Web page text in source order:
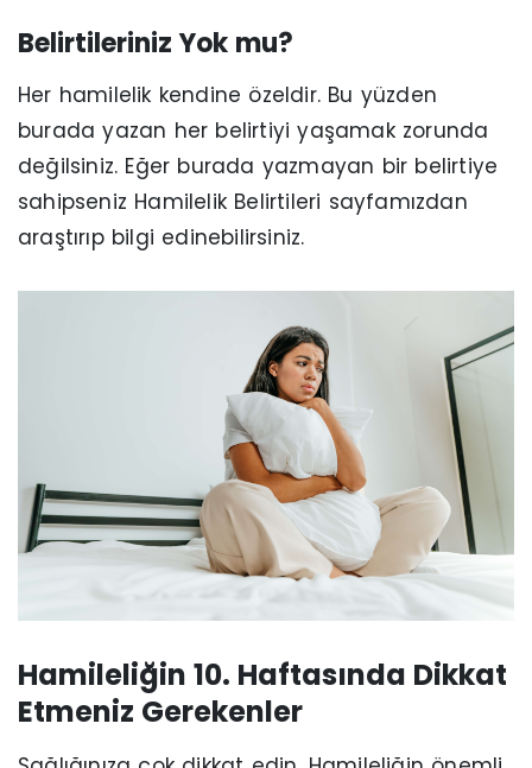
Belirtileriniz Yok mu?
Her hamilelik kendine özeldir. Bu yüzden
burada yazan her belirtiyi yaşamak zorunda
değilsiniz. Eğer burada yazmayan bir belirtiye
sahipseniz Hamilelik Belirtileri sayfamızdan
araştırıp bilgi edinebilirsiniz.
Hamileliğin 10. Haftasında Dikkat
Etmeniz Gerekenler